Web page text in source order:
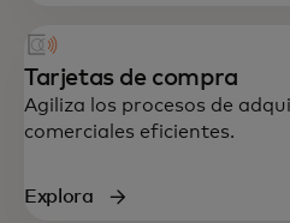
Tarjetas de compra
Agiliza los procesos de
comerciales eficientes.
Explora